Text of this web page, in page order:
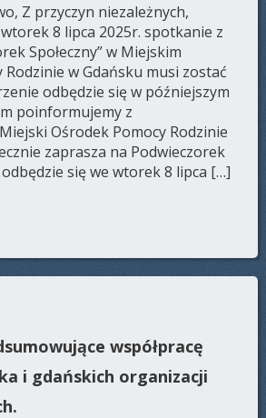
Z przyczyn niezależnych,
8 lipca 2025r. spotkanie z
Społeczny” w Miejskim
w Gdańsku musi zostać
odbędzie się w późniejszym
poinformujemy z
Ośrodek Pomocy Rodzinie
zaprasza na Podwieczorek
się we wtorek 8 lipca […]
współpracę
i gdańskich organizacji